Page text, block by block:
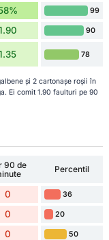
99
90
78
și 2 cartonașe roșii în
Ei comit 1.90 faulturi pe 90
90 de
Percentil
0 36
0 20
0 50